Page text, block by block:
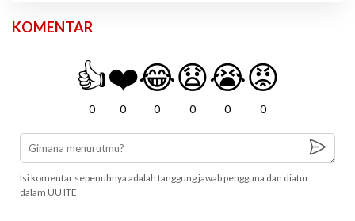
KOMENTAR
👍
0
❤️
0
😂
0
😧
0
😭
0
😡
0
Isi komentar sepenuhnya adalah tanggung jawab pengguna dan diatur
dalam UU ITE